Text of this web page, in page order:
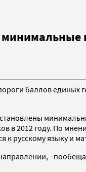
баллов единых
в 2012 году. По
русскому языку и
-